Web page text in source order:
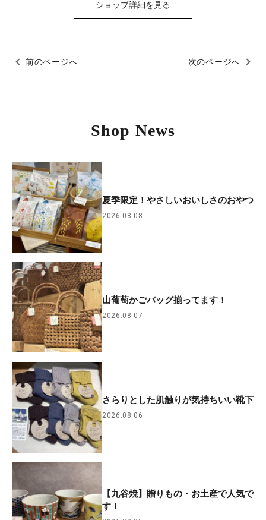
ショップ詳細を見る
前のページへ 次のページへ
Shop News
夏季限定！やさしいおいしさのおやつ
2026.08.08
山葡萄かごバッグ揃ってます！
2026.08.07
さらりとした肌触りが気持ちいい靴下
2026.08.06
【九谷焼】贈りもの・お土産で人気で
す！